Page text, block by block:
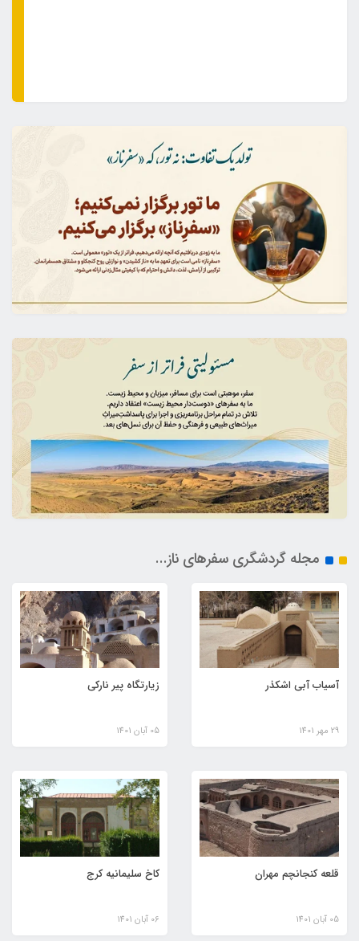
مجله گردشگری سفرهای ناز...
آسیاب آبی اشکذر
29 مهر 1401
زیارتگاه پیر نارکی
05 آبان 1401
قلعه کنجانچم مهران
05 آبان 1401
کاخ سلیمانیه کرج
06 آبان 1401